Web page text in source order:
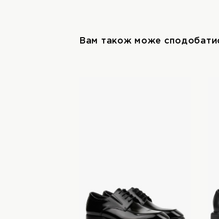
Вам також може